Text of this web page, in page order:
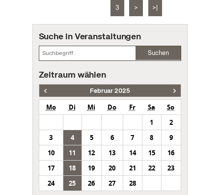
3 > >|
Suche in Veranstaltungen
Suchen
Zeitraum wählen
Februar 2025
Mo Di Mi Do Fr Sa
So
1
2
3
4 5 6 7 8
9
10
11 12 13 14 15
16
17
18 19 20 21 22
23
24
25 26 27 28